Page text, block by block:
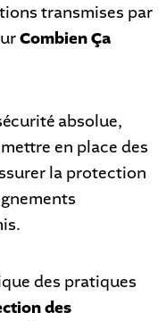
transmises par
Combien Ça
absolue,
mettre en place des
la protection
des pratiques
des